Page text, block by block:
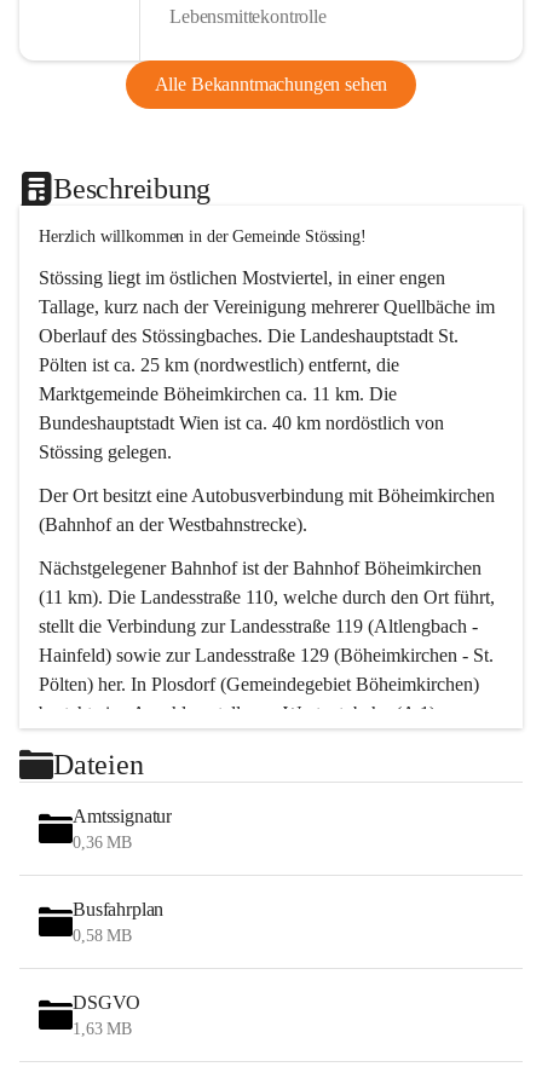
Lebensmittekontrolle
Alle Bekanntmachungen sehen
Beschreibung
Herzlich willkommen in der Gemeinde Stössing!
Stössing liegt im östlichen Mostviertel, in einer engen
Tallage, kurz nach der Vereinigung mehrerer Quellbäche im
Oberlauf des Stössingbaches. Die Landeshauptstadt St.
Pölten ist ca. 25 km (nordwestlich) entfernt, die
Marktgemeinde Böheimkirchen ca. 11 km. Die
Bundeshauptstadt Wien ist ca. 40 km nordöstlich von
Stössing gelegen.
Der Ort besitzt eine Autobusverbindung mit Böheimkirchen
(Bahnhof an der Westbahnstrecke).
Nächstgelegener Bahnhof ist der Bahnhof Böheimkirchen
(11 km). Die Landesstraße 110, welche durch den Ort führt,
stellt die Verbindung zur Landesstraße 119 (Altlengbach -
Hainfeld) sowie zur Landesstraße 129 (Böheimkirchen - St.
Pölten) her. In Plosdorf (Gemeindegebiet Böheimkirchen)
besteht eine Anschlussstelle zur Westautobahn (A 1).
Wien erreicht man in ca. 45 Minuten.
Stössing zählt noch zum Naherholungsraum Wien sowie
zum Naherholungsraum St. Pölten. Viele Bauernhöfe hatten
„ihre Wiener“. Seit 1960 bauten viele Wiener
Wochenendhäuser im Gemeindegebiet. Wegen des
waldreichen Jagdgebietes haben viele Jagdpächter ihre
Das Wandern ist aus touristischer Sicht die bedeutendste
Tätigkeit. Das hügelige Gebiet mit Wanderwegen durch
Wiesen, Wälder und Obstkulturen lädt dazu ein. Gefördert
Dateien
Amtssignatur
0,36 MB
Busfahrplan
0,58 MB
DSGVO
1,63 MB